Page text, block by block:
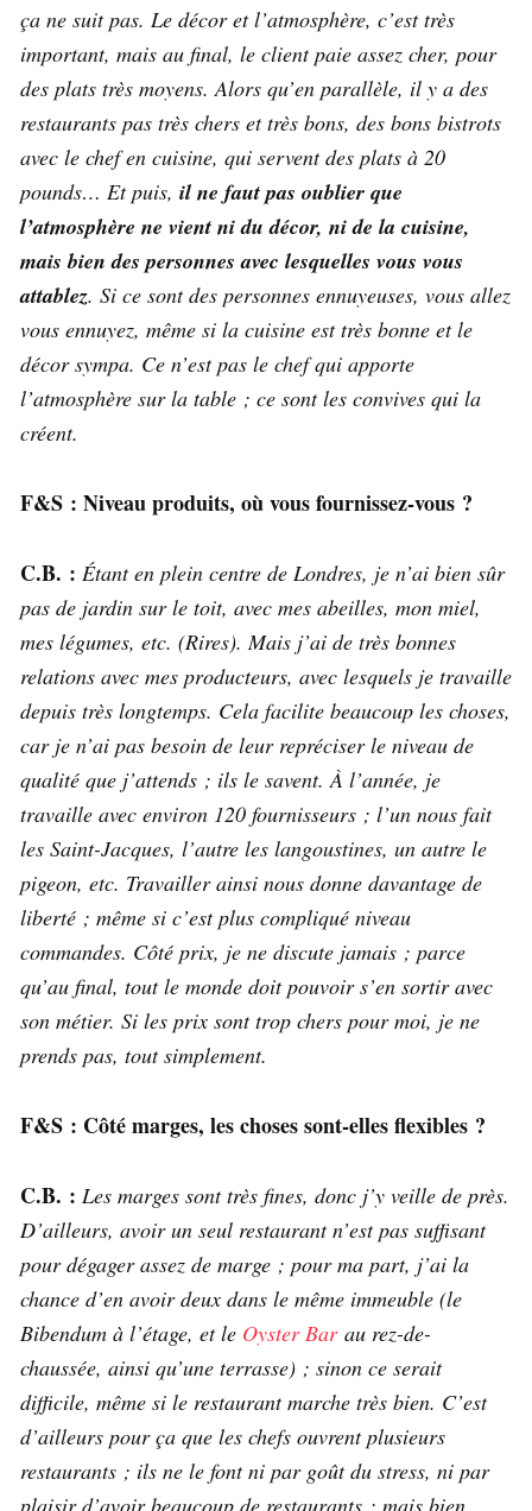
ça ne suit pas. Le décor et l’atmosphère, c’est très
important, mais au final, le client paie assez cher, pour
des plats très moyens. Alors qu’en parallèle, il y a des
restaurants pas très chers et très bons, des bons bistrots
avec le chef en cuisine, qui servent des plats à 20
pounds… Et puis, il ne faut pas oublier que
l’atmosphère ne vient ni du décor, ni de la cuisine,
mais bien des personnes avec lesquelles vous vous
attablez. Si ce sont des personnes ennuyeuses, vous allez
vous ennuyez, même si la cuisine est très bonne et le
décor sympa. Ce n’est pas le chef qui apporte
l’atmosphère sur la table ; ce sont les convives qui la
créent.
F&S : Niveau produits, où vous fournissez-vous ?
C.B. : Étant en plein centre de Londres, je n’ai bien sûr
pas de jardin sur le toit, avec mes abeilles, mon miel,
mes légumes, etc. (Rires). Mais j’ai de très bonnes
relations avec mes producteurs, avec lesquels je travaille
depuis très longtemps. Cela facilite beaucoup les choses,
car je n’ai pas besoin de leur repréciser le niveau de
qualité que j’attends ; ils le savent. À l’année, je
travaille avec environ 120 fournisseurs ; l’un nous fait
les Saint-Jacques, l’autre les langoustines, un autre le
pigeon, etc. Travailler ainsi nous donne davantage de
liberté ; même si c’est plus compliqué niveau
commandes. Côté prix, je ne discute jamais ; parce
qu’au final, tout le monde doit pouvoir s’en sortir avec
son métier. Si les prix sont trop chers pour moi, je ne
prends pas, tout simplement.
F&S : Côté marges, les choses sont-elles flexibles ?
C.B. : Les marges sont très fines, donc j’y veille de près.
D’ailleurs, avoir un seul restaurant n’est pas suffisant
pour dégager assez de marge ; pour ma part, j’ai la
chance d’en avoir deux dans le même immeuble (le
Bibendum à l’étage, et le Oyster Barau rez-de-
chaussée, ainsi qu’une terrasse) ; sinon ce serait
difficile, même si le restaurant marche très bien. C’est
d’ailleurs pour ça que les chefs ouvrent plusieurs
restaurants ; ils ne le font ni par goût du stress, ni par
plaisir d’avoir beaucoup de restaurants ; mais bien